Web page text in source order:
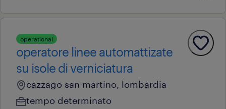
operational
operatore linee automattizate
su isole di verniciatura
cazzago san martino, lombardia
tempo determinato